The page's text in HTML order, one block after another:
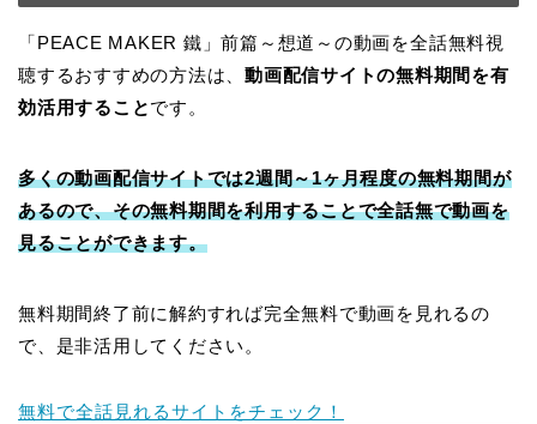
「PEACE MAKER 鐵」前篇～想道～の動画を全話無料視
聴するおすすめの方法は、動画配信サイトの無料期間を有
効活用することです。
多くの動画配信サイトでは2週間～1ヶ月程度の無料期間が
あるので、その無料期間を利用することで全話無で動画を
見ることができます。
無料期間終了前に解約すれば完全無料で動画を見れるの
で、是非活用してください。
無料で全話見れるサイトをチェック！